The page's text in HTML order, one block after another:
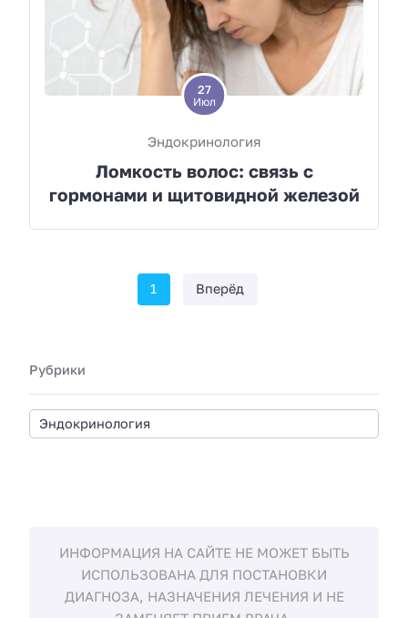
27
Июл
Эндокринология
Ломкость волос: связь с
гормонами и щитовидной железой
1 Вперёд
Рубрики
ИНФОРМАЦИЯ НА САЙТЕ НЕ МОЖЕТ БЫТЬ
ИСПОЛЬЗОВАНА ДЛЯ ПОСТАНОВКИ
ДИАГНОЗА, НАЗНАЧЕНИЯ ЛЕЧЕНИЯ И НЕ